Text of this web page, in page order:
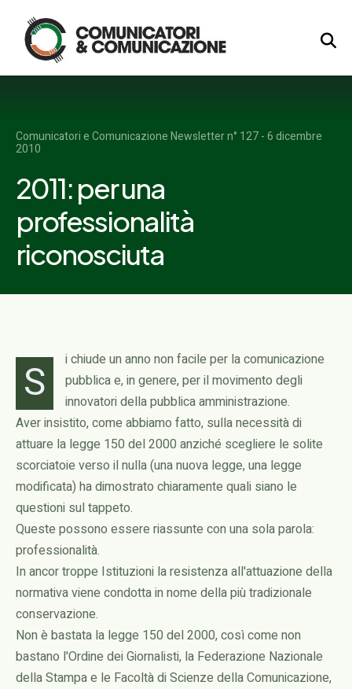
Logo
Comunicatori e Comunicazione Newsletter n° 127 - 6 dicembre
2010
2011: per una
professionalità
riconosciuta
S
i chiude un anno non facile per la comunicazione
pubblica e, in genere, per il movimento degli
innovatori della pubblica amministrazione.
Aver insistito, come abbiamo fatto, sulla necessità di
attuare la legge 150 del 2000 anziché scegliere le solite
scorciatoie verso il nulla (una nuova legge, una legge
modificata) ha dimostrato chiaramente quali siano le
questioni sul tappeto.
Queste possono essere riassunte con una sola parola:
professionalità.
In ancor troppe Istituzioni la resistenza all'attuazione della
normativa viene condotta in nome della più tradizionale
conservazione.
Non è bastata la legge 150 del 2000, così come non
bastano l'Ordine dei Giornalisti, la Federazione Nazionale
della Stampa e le Facoltà di Scienze della Comunicazione,